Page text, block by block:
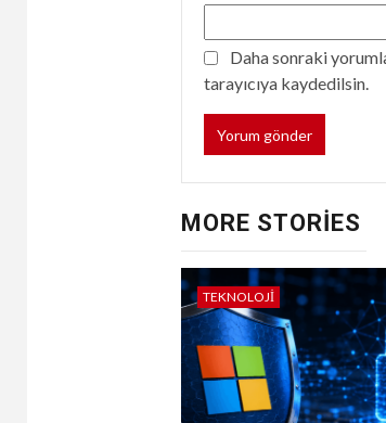
Daha sonraki
tarayıcıya kaydedilsin.
MORE STORIES
TEKNOLOJI